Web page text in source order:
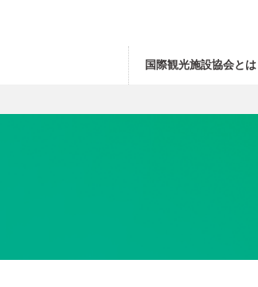
国際観光施設協会とは